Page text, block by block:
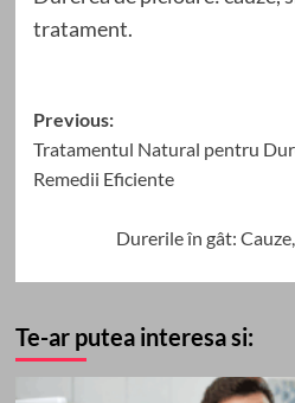
tratament.
Post
navigation
Previous:
Tratamentul Natural pentru
Remedii Eficiente
Durerile în gât:
Te-ar putea interesa si: